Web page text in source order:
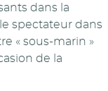
dans la
spectateur dans
« sous-marin »
de la